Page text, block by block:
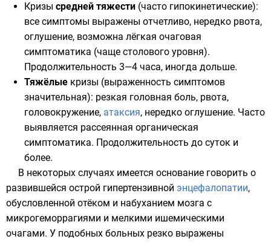
Кризы средней тяжести (часто гипокинетические):
все симптомы выражены отчетливо, нередко рвота,
оглушение, возможна лёгкая очаговая
симптоматика (чаще столового уровня).
Продолжительность 3—4 часа, иногда дольше.
Тяжёлые кризы (выраженность симптомов
значительная): резкая головная боль, рвота,
головокружение, атаксия, нередко оглушение. Часто
выявляется рассеянная органическая
симптоматика. Продолжительность до суток и
более.
В некоторых случаях имеется основание говорить о
развившейся острой гипертензивной энцефалопатии,
обусловленной отёком и набуханием мозга с
микрогеморрагиями и мелкими ишемическими
очагами. У подобных больных резко выражены